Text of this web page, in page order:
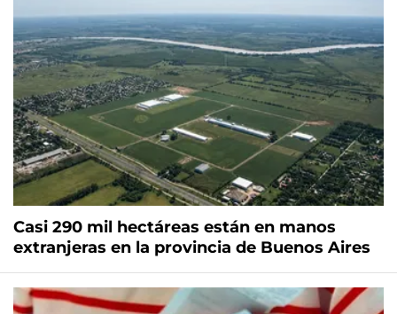
Casi 290 mil hectáreas están en manos
extranjeras en la provincia de Buenos Aires